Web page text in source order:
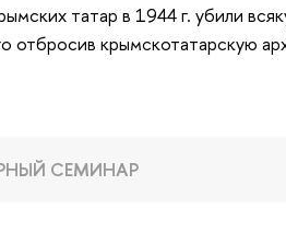
татар в 1944 г. убили
отбросив крымскотатарскую
СЕМИНАР